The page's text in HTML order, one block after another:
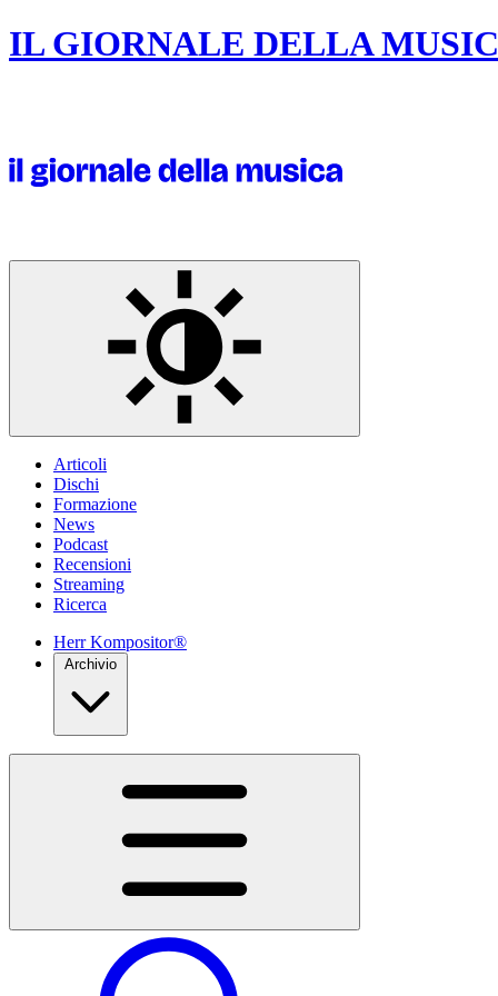
IL GIORNALE DELLA
Articoli
Dischi
Formazione
News
Podcast
Recensioni
Streaming
Ricerca
Herr Kompositor®
Archivio